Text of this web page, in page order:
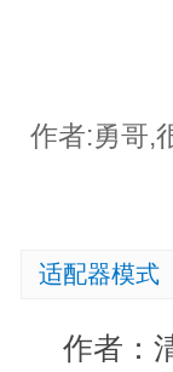
作者:勇哥,
适配器模式
作者：